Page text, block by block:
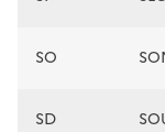
SO
SD